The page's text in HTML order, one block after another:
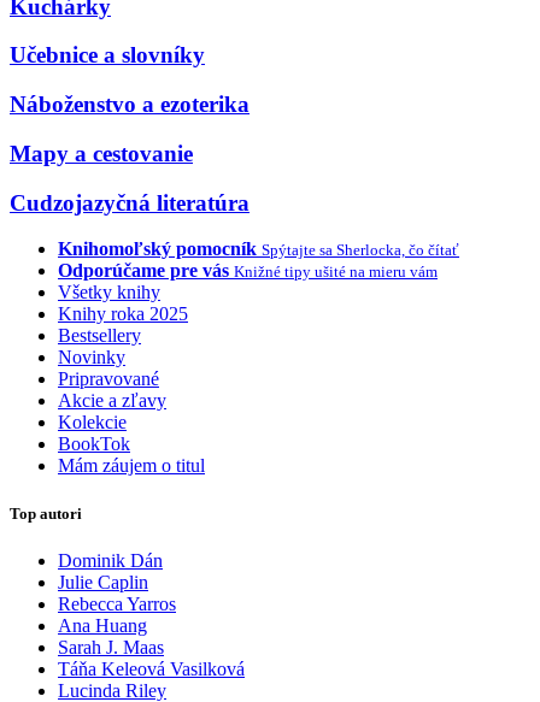
Kuchárky
Učebnice a slovníky
Náboženstvo a ezoterika
Mapy a cestovanie
Cudzojazyčná literatúra
Knihomoľský pomocník Spýtajte sa Sherlocka, čo čítať
Odporúčame pre vás Knižné tipy ušité na mieru vám
Všetky knihy
Knihy roka 2025
Bestsellery
Novinky
Pripravované
Akcie a zľavy
Kolekcie
BookTok
Mám záujem o titul
Top autori
Dominik Dán
Julie Caplin
Rebecca Yarros
Ana Huang
Sarah J. Maas
Táňa Keleová Vasilková
Lucinda Riley